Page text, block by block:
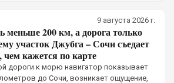
9 августа 2026 г.
меньше 200 км, а дорога только
участок Джубга – Сочи съедает
кажется по карте
дороги к морю навигатор показывает
до Сочи, возникает ощущение,